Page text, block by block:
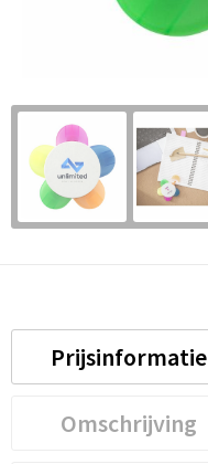
Prijsinformatie
Omschrijving